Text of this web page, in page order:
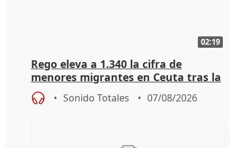
02:19
Rego eleva a 1.340 la cifra de
menores migrantes en Ceuta tras la
entrada masiva
Sonido Totales 07/08/2026